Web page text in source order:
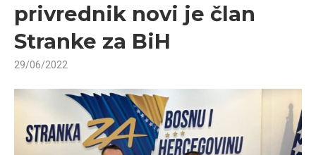
privrednik novi je član
Stranke za BiH
29/06/2022